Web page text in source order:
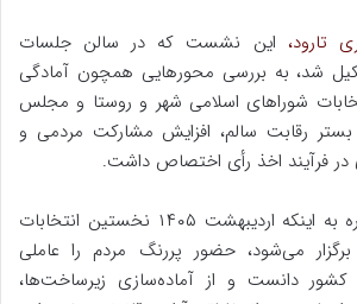
تارود، این نشست که در سالن جلسات
شد، به بررسی محورهایی همچون آمادگی
شوراهای اسلامی شهر و روستا و مجلس
بستر رقابت سالم، افزایش مشارکت مردمی و
در فرآیند اخذ رأی اختصاص داشت.
فرماندار دماوند با اشاره به اینکه اردیبهشت ۱۴۰۵ نخستین انتخابات
می‌شود، حضور پررنگ مردم را عاملی
کشور دانست و از آماده‌سازی زیرساخت‌ها،